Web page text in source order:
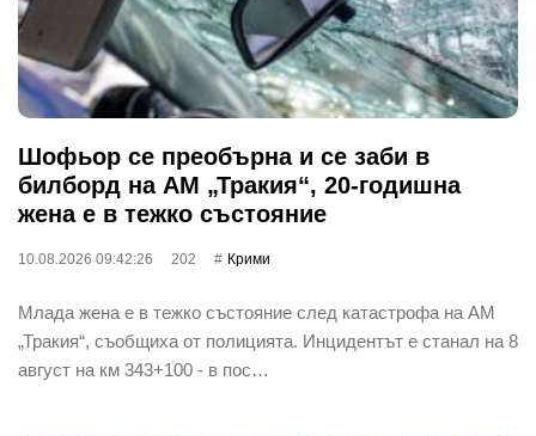
Шофьор се преобърна и се заби в
билборд на АМ „Тракия“, 20-годишна
жена е в тежко състояние
10.08.2026 09:42:26 202 Крими
Млада жена е в тежко състояние след катастрофа на АМ
„Тракия“, съобщиха от полицията. Инцидентът е станал на 8
август на км 343+100 - в пос…